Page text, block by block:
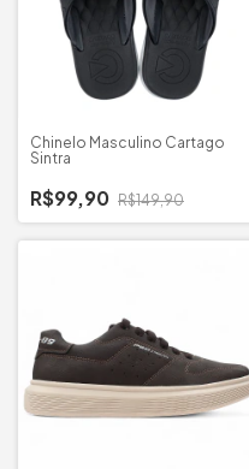
Chinelo Masculino Cartago
Sintra
R$99,90 R$149,90